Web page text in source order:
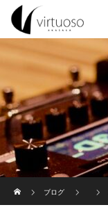
ブログ